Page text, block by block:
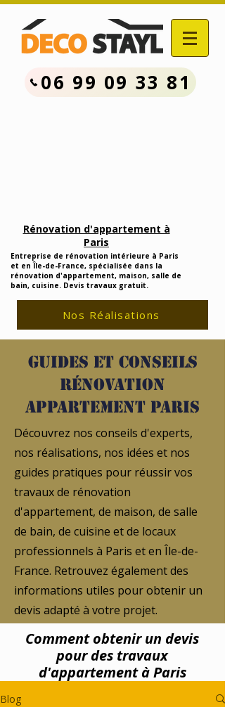
06 99 09 33 81
Rénovation d'appartement à
Paris
Entreprise de rénovation intérieure à Paris
et en Île-de-France, spécialisée dans la
rénovation d'appartement, maison, salle de
bain, cuisine. Devis travaux gratuit.
Nos Réalisations
Guides et conseils
rénovation
appartement Paris
Découvrez nos conseils d'experts,
nos réalisations, nos idées et nos
guides pratiques pour réussir vos
travaux de rénovation
d'appartement, de maison, de salle
de bain, de cuisine et de locaux
professionnels à Paris et en Île-de-
France. Retrouvez également des
informations utiles pour obtenir un
devis adapté à votre projet.
Comment obtenir un devis
pour des travaux
d'appartement à Paris
Blog